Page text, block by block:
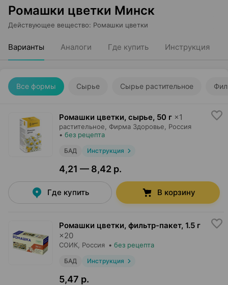
Ромашки цветки Минск
Действующее вещество: Ромашки цветки
Варианты Аналоги Где купить Инструкция
Все формы Сырье Сырье растительное
Ромашки цветки, сырье, 50 г ×1
растительное, Фирма Здоровье , Россия
• без рецепта
БАД Инструкция
4,21 — 8,42 р.
Где купить В корзину
Ромашки цветки, фильтр-пакет, 1.5 г
×20
СОИК , Россия • без рецепта
БАД Инструкция
5,47 р.